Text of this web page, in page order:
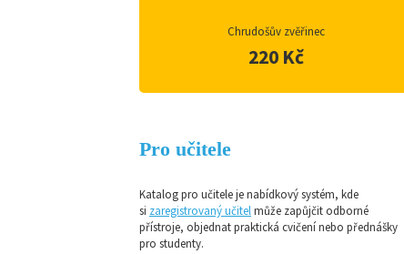
Chrudošův zvěřinec
220 Kč
Pro učitele
Katalog pro učitele je nabídkový systém, kde
si zaregistrovaný učitelmůže zapůjčit odborné
přístroje, objednat praktická cvičení nebo přednášky
pro studenty.